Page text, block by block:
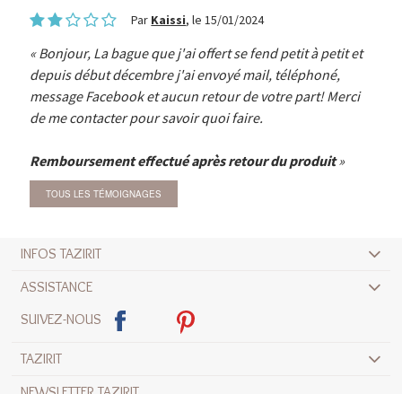
Par Kaissi, le 15/01/2024
Bonjour, La bague que j'ai offert se fend petit à petit et
depuis début décembre j'ai envoyé mail, téléphoné,
message Facebook et aucun retour de votre part! Merci
de me contacter pour savoir quoi faire.
Remboursement effectué après retour du produit
TOUS LES TÉMOIGNAGES
INFOS TAZIRIT
ASSISTANCE
SUIVEZ-NOUS
TAZIRIT